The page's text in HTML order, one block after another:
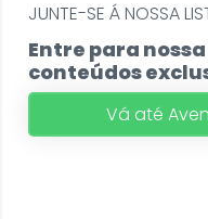
JUNTE-SE Á NOSSA
Entre para
conteúdos
Vá até